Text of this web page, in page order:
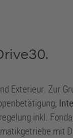
Exterieur. Zur
inkl.
mit